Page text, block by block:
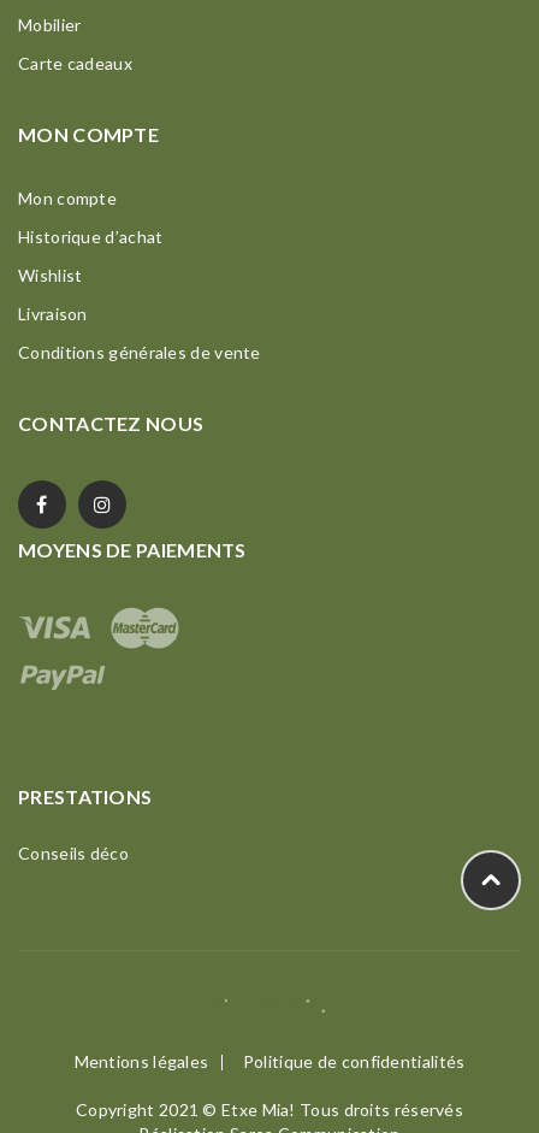
Mobilier
Carte cadeaux
MON COMPTE
Mon compte
Historique d’achat
Wishlist
Livraison
Conditions générales de vente
CONTACTEZ NOUS
MOYENS DE PAIEMENTS
PRESTATIONS
Conseils déco
Mentions légales Politique de confidentialités
Copyright 2021 © Etxe Mia! Tous droits réservés